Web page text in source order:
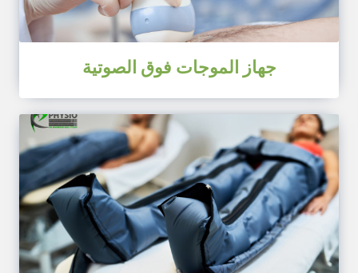
جهاز الموجات فوق الصوتية